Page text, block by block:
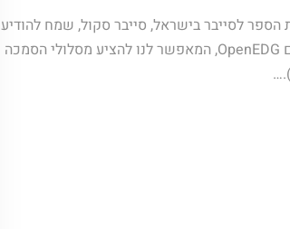
הספר לסייבר בישראל, סייבר סקול, שמח להודיע
על שיתוף פעולה חדש עם OpenEDG, המאפשר לנו להציע מסלולי הסמכה